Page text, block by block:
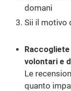
domani
Sii il motivo
volontari e
Le
quanto